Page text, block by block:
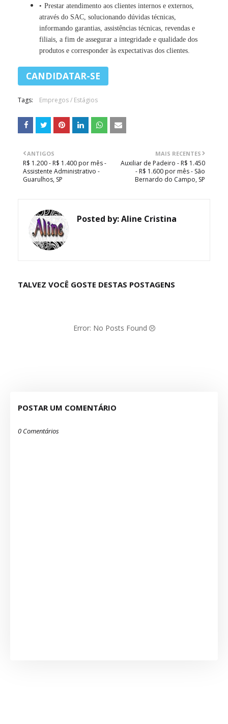
Prestar atendimento aos clientes internos e externos,
através do SAC, solucionando dúvidas técnicas,
informando garantias, assistências técnicas, revendas e
filiais, a fim de assegurar a integridade e qualidade dos
produtos e corresponder às expectativas dos clientes.
Tags: Empregos / Estágios
MAIS RECENTES
Auxiliar de Padeiro - R$ 1.450
- R$ 1.600 por mês - São
Bernardo do Campo, SP
ANTIGOS
R$ 1.200 - R$ 1.400 por mês -
Assistente Administrativo -
Guarulhos, SP
Posted by:Aline Cristina
TALVEZ VOCÊ GOSTE DESTAS POSTAGENS
Error: No Posts Found
POSTAR UM COMENTÁRIO
0 Comentários